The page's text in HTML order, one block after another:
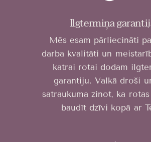
Ilgtermiņa
Mēs esam pārliecināti
darba kvalitāti un
katrai rotai dodam
garantiju. Valkā droši
satraukuma zinot, ka rotas
baudīt dzīvi kopā ar